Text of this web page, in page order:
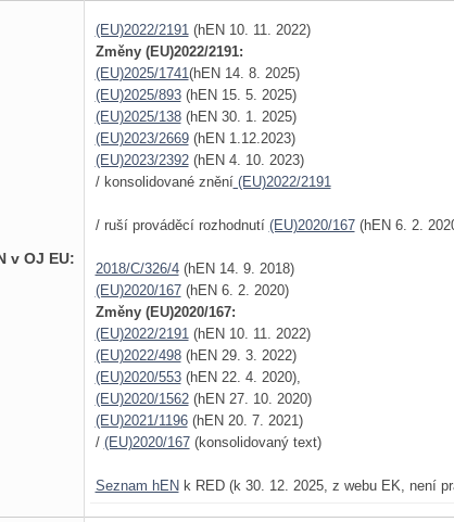
v OJ EU:
(EU)2022/2191(hEN 10. 11. 2022)
Změny (EU)2022/2191:
(EU)2025/1741(hEN 14. 8. 2025)
(EU)2025/893(hEN 15. 5. 2025)
(EU)2025/138(hEN 30. 1. 2025)
(EU)2023/2669(hEN 1.12.2023)
(EU)2023/2392(hEN 4. 10. 2023)
/ konsolidované znění(EU)2022/2191
/ ruší prováděcí rozhodnutí (EU)2020/167(hEN 6. 2.
2018/C/326/4(hEN 14. 9. 2018)
(EU)2020/167(hEN 6. 2. 2020)
Změny (EU)2020/167:
(EU)2022/2191(hEN 10. 11. 2022)
(EU)2022/498(hEN 29. 3. 2022)
(EU)2020/553(hEN 22. 4. 2020),
(EU)2020/1562(hEN 27. 10. 2020)
(EU)2021/1196(hEN 20. 7. 2021)
/ (EU)2020/167(konsolidovaný text)
Seznam hEN k RED (k 30. 12. 2025, z webu EK, není